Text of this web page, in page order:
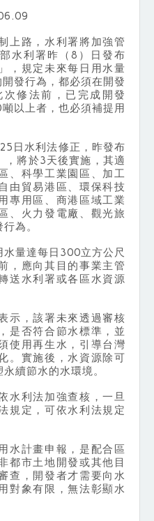
路，水利署將加強管
水利署昨（8）日發布
，規定未來每日用水量
發行為，都必須在開發
修法前，已完成開發
以上者，也必須補提用
水利法修正，昨發布
，將於3天後實施，其適
、科學工業園區、加工
由貿易港區、環保科技
專用區、商港區域工業
、火力發電廠、觀光旅
為。
量達每日300立方公尺
，應向其目的事業主管
送水利署或各區水資源
，該署未來透過審核
是否符合節水標準，並
使用再生水，引導台灣
。實施後，水資源除可
續節水的水環境。
利法加強查核，一旦
規定，可依水利法規定
計畫申報，是配合區
都市土地開發或其他目
查，開發者才需要向水
對象有限，無法彰顯水